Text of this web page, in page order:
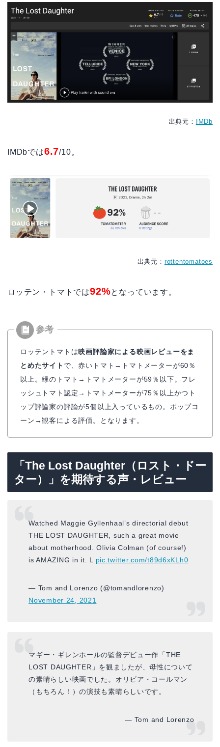
出典元： IMDb
IMDbでは6.7/10。
出典元： rottentomatoes
ロッテン・トマトでは92%となっています。
ロッテントマトは映画評論家による映画レビューをま
とめたサイト で、赤いトマト→トマトメーターが60％
以上。緑のトマト→トマトメーターが59％以下。フレ
ッシュトマト認定→トマトメーターが75％以上かつト
ップ評論家の評論が5個以上入っているもの。ポップコ
ーン→観客による評価。となります。
「The Lost Daughter（ロスト・ドー
ター）」を期待する声・レビュー
Watched Maggie Gyllenhaal’s directorial debut
THE LOST DAUGHTER, such a great movie
about motherhood. Olivia Colman (of course!)
is AMAZING in it. L pic.twitter.com/t89d6xKLh0
— Tom and Lorenzo (@tomandlorenzo)
November 24, 2021
マギー・ギレンホールの監督デビュー作「THE
LOST DAUGHTER」を観ましたが、母性について
の素晴らしい映画でした。オリビア・コールマン
（もちろん！）の演技も素晴らしいです。
— Tom and Lorenzo